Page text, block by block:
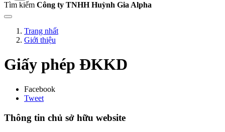
Tìm kiếm Công ty TNHH Huỳnh Gia Alpha
Trang nhất
Giới thiệu
Giấy phép ĐKKD
Facebook
Tweet
Thông tin chủ sở hữu website